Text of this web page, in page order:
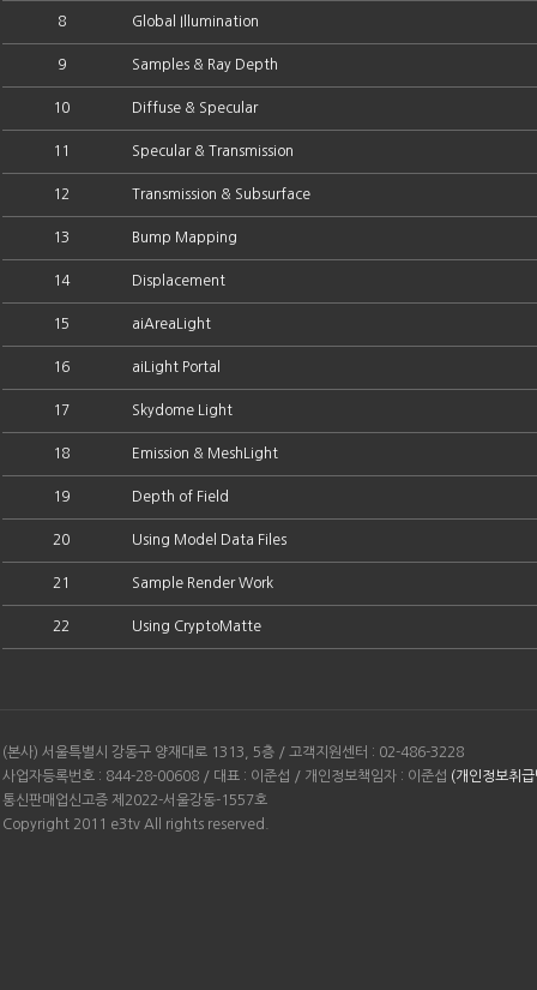
8 Global Illumination
9 Samples & Ray Depth
10 Diffuse & Specular
11 Specular & Transmission
12 Transmission & Subsurface
13 Bump Mapping
14 Displacement
15 aiAreaLight
16 aiLight Portal
17 Skydome Light
18 Emission & MeshLight
19 Depth of Field
20 Using Model Data Files
21 Sample Render Work
22 Using CryptoMatte
(본사) 서울특별시 강동구 양재대로 1313, 5층 / 고객지원센터 : 02-486-3228
사업자등록번호 : 844-28-00608 / 대표 : 이준섭 / 개인정보책임자 : 이준섭 (개인정보취
통신판매업신고증 제2022-서울강동-1557호
Copyright 2011 e3tv All rights reserved.